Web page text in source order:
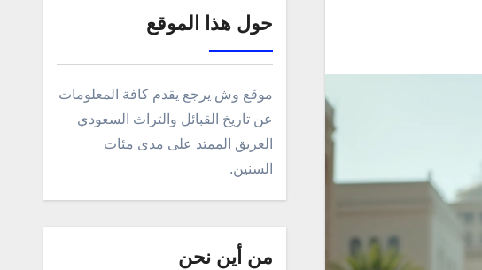
حول هذا الموقع
موقع وش يرجع يقدم كافة المعلومات
عن تاريخ القبائل والتراث السعودي
العريق الممتد على مدى مئات
السنين.
من أين نحن